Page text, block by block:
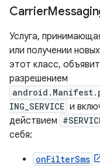
Carrier
Услуга,
или получении
этот класс,
разрешением
ING_SERVICE и
действием
себя:
onFilterSms